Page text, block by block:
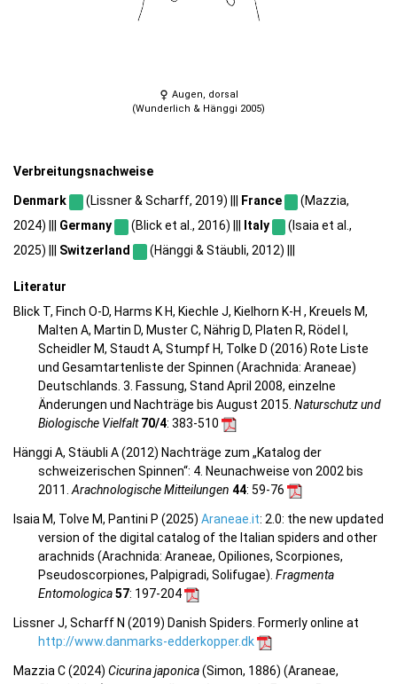
Augen, dorsal
(Wunderlich & Hänggi 2005)
Verbreitungsnachweise
Denmark (Lissner & Scharff, 2019) ||| France
(Mazzia,
2024) ||| Germany (Blick et al., 2016) ||| Italy
(Isaia et al.,
2025) ||| Switzerland (Hänggi & Stäubli, 2012) |||
Literatur
Blick T, Finch O-D, Harms K H, Kiechle J, Kielhorn K-H , Kreuels M,
Malten A, Martin D, Muster C, Nährig D, Platen R, Rödel I,
Scheidler M, Staudt A, Stumpf H, Tolke D (2016) Rote Liste
und Gesamtartenliste der Spinnen (Arachnida: Araneae)
Deutschlands. 3. Fassung, Stand April 2008, einzelne
Änderungen und Nachträge bis August 2015. Naturschutz und
Biologische Vielfalt70/4: 383-510
Hänggi A, Stäubli A (2012) Nachträge zum „Katalog der
schweizerischen Spinnen“: 4. Neunachweise von 2002 bis
2011.Arachnologische Mitteilungen 44: 59-76
Isaia M, Tolve M, Pantini P (2025) Araneae.it: 2.0: the new updated
version of the digital catalog of the Italian spiders and other
arachnids (Arachnida: Araneae, Opiliones, Scorpiones,
Pseudoscorpiones, Palpigradi, Solifugae). Fragmenta
Entomologica57: 197-204
Lissner J, Scharff N (2019) Danish Spiders. Formerly online at
http://www.danmarks-edderkopper.dk
Mazzia C (2024) Cicurina japonica(Simon, 1886) (Araneae,